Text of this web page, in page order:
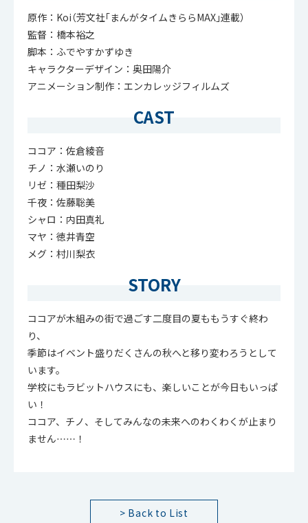
原作：Koi（芳文社｢まんがタイムきららMAX｣連載）
監督：橋本裕之
脚本：ふでやすかずゆき
キャラクターデザイン：奥田陽介
アニメーション制作：エンカレッジフィルムズ
CAST
ココア：佐倉綾音
チノ：水瀬いのり
リゼ：種田梨沙
千夜：佐藤聡美
シャロ：内田真礼
マヤ：徳井青空
メグ：村川梨衣
STORY
ココアが木組みの街で過ごす二度目の夏ももうすぐ終わ
り、
季節はイベント盛りだくさんの秋へと移り変わろうとして
います。
学校にもラビットハウスにも、楽しいことが今日もいっぱ
い！
ココア、チノ、そしてみんなの未来へのわくわくが止まり
ません……！
> Back to List